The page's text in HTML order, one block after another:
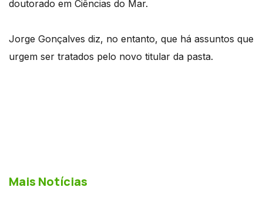
doutorado em Ciências do Mar.
Jorge Gonçalves diz, no entanto, que há assuntos que
urgem ser tratados pelo novo titular da pasta.
Mais Notícias